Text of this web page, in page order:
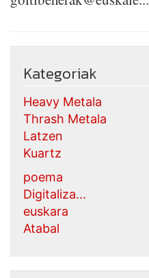
Kategoriak
Heavy Metala
Thrash Metala
Latzen
Kuartz
poema
Digitaliza...
euskara
Atabal